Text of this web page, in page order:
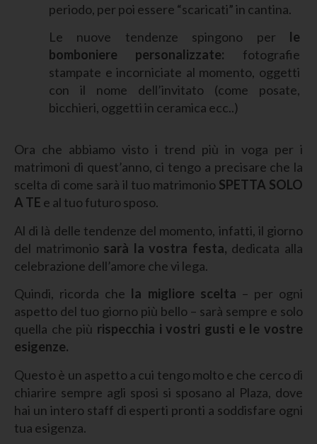
periodo, per poi essere “scaricati” in cantina.
Le nuove tendenze spingono per le
bomboniere personalizzate: fotografie
stampate e incorniciate al momento, oggetti
con il nome dell’invitato (come posate,
bicchieri, oggetti in ceramica ecc..)
Ora che abbiamo visto i trend più in voga per i
matrimoni di quest’anno, ci tengo a precisare che la
scelta di come sarà il tuo matrimonio SPETTA SOLO
A TE e al tuo futuro sposo.
Al di là delle tendenze del momento, infatti, il giorno
del matrimonio sarà la vostra festa, dedicata alla
celebrazione dell’amore che vi lega.
Quindi, ricorda che la migliore scelta – per ogni
aspetto del tuo giorno più bello – sarà sempre e solo
quella che più rispecchia i vostri gusti e le vostre
esigenze.
Questo è un aspetto a cui tengo molto e che cerco di
chiarire sempre agli sposi si sposano al Plaza, dove
hai un intero staff di esperti pronti a soddisfare ogni
tua esigenza.